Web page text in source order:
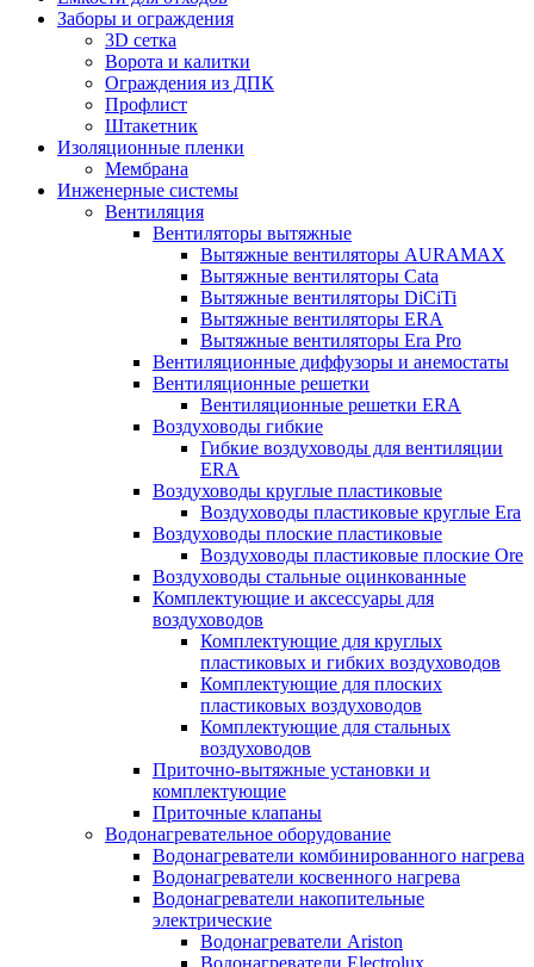
Заборы и ограждения
3D сетка
Ворота и калитки
Ограждения из ДПК
Профлист
Штакетник
Изоляционные пленки
Мембрана
Инженерные системы
Вентиляция
Вентиляторы вытяжные
Вытяжные вентиляторы AURAMAX
Вытяжные вентиляторы Cata
Вытяжные вентиляторы DiCiTi
Вытяжные вентиляторы ERA
Вытяжные вентиляторы Era Pro
Вентиляционные диффузоры и анемостаты
Вентиляционные решетки
Вентиляционные решетки ERA
Воздуховоды гибкие
Гибкие воздуховоды для вентиляции
ERA
Воздуховоды круглые пластиковые
Воздуховоды пластиковые круглые Era
Воздуховоды плоские пластиковые
Воздуховоды пластиковые плоские Ore
Воздуховоды стальные оцинкованные
Комплектующие и аксессуары для
воздуховодов
Комплектующие для круглых
пластиковых и гибких воздуховодов
Комплектующие для плоских
пластиковых воздуховодов
Комплектующие для стальных
воздуховодов
Приточно-вытяжные установки и
комплектующие
Приточные клапаны
Водонагревательное оборудование
Водонагреватели комбинированного нагрева
Водонагреватели косвенного нагрева
Водонагреватели накопительные
электрические
Водонагреватели Ariston